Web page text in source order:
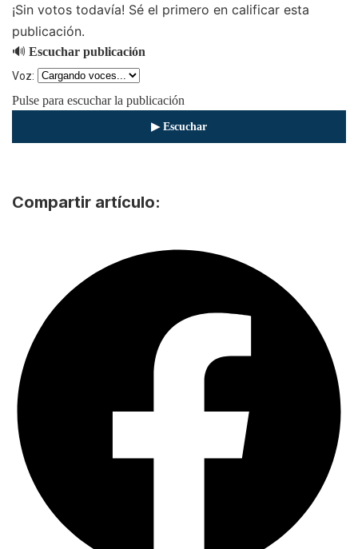
¡Sin votos todavía! Sé el primero en calificar esta
publicación.
🔊 Escuchar publicación
Voz:
Pulse para escuchar la publicación
▶ Escuchar
Compartir artículo: